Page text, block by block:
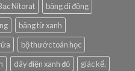
Nitorat
bảng di động
bảng từ xanh
bộ thước toán học
dây điện xanh đỏ
giác kế.